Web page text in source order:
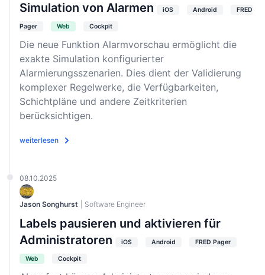
Simulation von Alarmen iOS Android FRED
Pager Web Cockpit
Die neue Funktion Alarmvorschau ermöglicht die
exakte Simulation konfigurierter
Alarmierungsszenarien. Dies dient der Validierung
komplexer Regelwerke, die Verfügbarkeiten,
Schichtpläne und andere Zeitkriterien
berücksichtigen.
weiterlesen
08.10.2025
Jason Songhurst | Software Engineer
Labels pausieren und aktivieren für
Administratoren
iOS Android FRED Pager
Web Cockpit